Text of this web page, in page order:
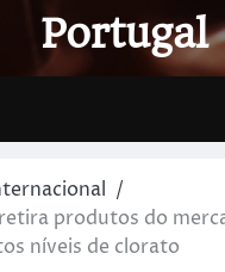
Portugal
produtos do
níveis de clorato